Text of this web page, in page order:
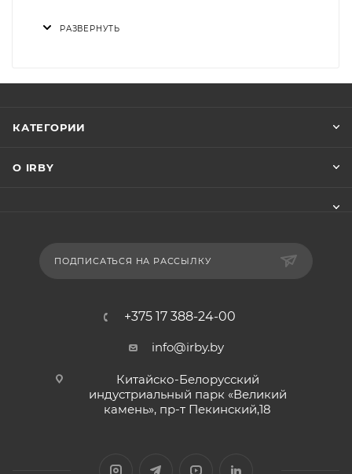
РАЗВЕРНУТЬ
КАТЕГОРИИ
О IRBY
ПОДПИСАТЬСЯ НА РАССЫЛКУ
+375 17 388-24-00
info@irby.by
Китайско-Белорусский
индустриальный парк «Великий
камень», пр-т Пекинский,18